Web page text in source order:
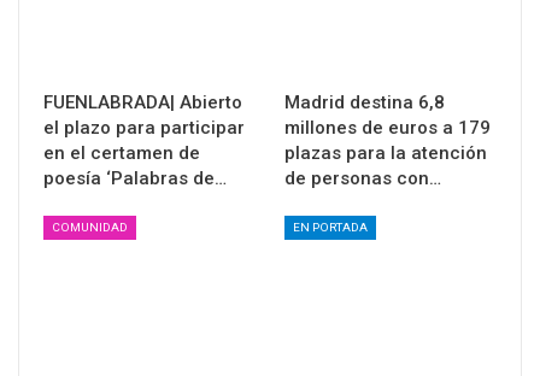
FUENLABRADA| Abierto
el plazo para participar
en el certamen de
poesía ‘Palabras de…
Madrid destina 6,8
millones de euros a 179
plazas para la atención
de personas con…
COMUNIDAD EN PORTADA